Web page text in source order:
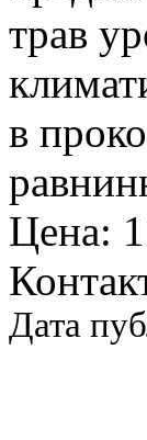
трав
в
Цена:
Дата